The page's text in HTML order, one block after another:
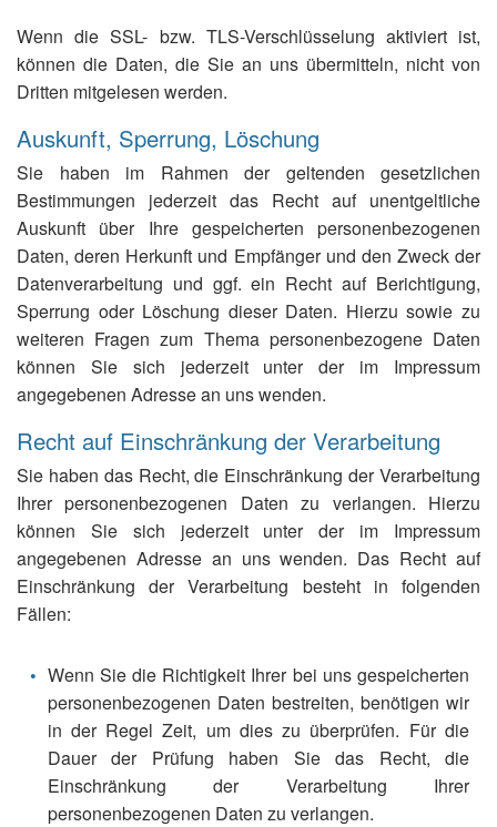
Wenn die SSL- bzw. TLS-Verschlüsselung aktiviert ist,
können die Daten, die Sie an uns übermitteln, nicht von
Dritten mitgelesen werden.
Auskunft, Sperrung, Löschung
Sie haben im Rahmen der geltenden gesetzlichen
Bestimmungen jederzeit das Recht auf unentgeltliche
Auskunft über Ihre gespeicherten personenbezogenen
Daten, deren Herkunft und Empfänger und den Zweck der
Datenverarbeitung und ggf. ein Recht auf Berichtigung,
Sperrung oder Löschung dieser Daten. Hierzu sowie zu
weiteren Fragen zum Thema personenbezogene Daten
können Sie sich jederzeit unter der im Impressum
angegebenen Adresse an uns wenden.
Recht auf Einschränkung der Verarbeitung
Sie haben das Recht, die Einschränkung der Verarbeitung
Ihrer personenbezogenen Daten zu verlangen. Hierzu
können Sie sich jederzeit unter der im Impressum
angegebenen Adresse an uns wenden. Das Recht auf
Einschränkung der Verarbeitung besteht in folgenden
Fällen:
Wenn Sie die Richtigkeit Ihrer bei uns gespeicherten
personenbezogenen Daten bestreiten, benötigen wir
in der Regel Zeit, um dies zu überprüfen. Für die
Dauer der Prüfung haben Sie das Recht, die
Einschränkung der Verarbeitung Ihrer
personenbezogenen Daten zu verlangen.